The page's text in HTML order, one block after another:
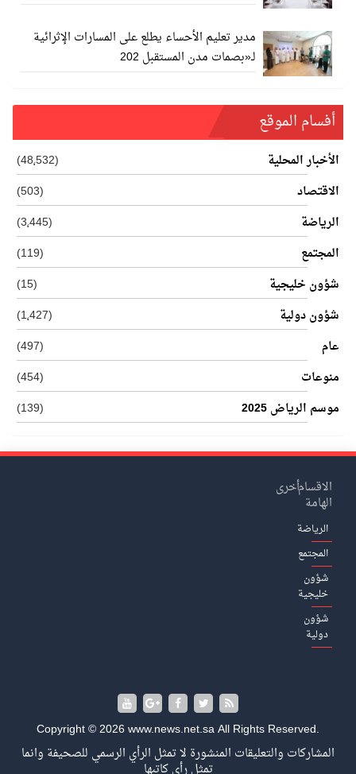
مدير تعليم الأحساء يطلع على المسارات الإثرائية
لـ«بصمات مدن المستقبل 202
أفسام الموقع
الأخبار المحلية
(48٬532)
الاقتصاد
(503)
الرياضة
(3٬445)
المجتمع
(119)
شؤون خليجية
(15)
شؤون دولية
(1٬427)
عام
(497)
منوعات
(454)
موسم الرياض 2025
(139)
الاقسام
الهامة
الرياضة
المجتمع
شؤون
خليجية
شؤون
دولية
أخرى
Copyright © 2026 www.news.net.sa All Rights Reserved.
المشاركات والتعليقات المنشورة لا تمثل الرأي الرسمي للصحيفة وانما
تمثل رأي كاتبها